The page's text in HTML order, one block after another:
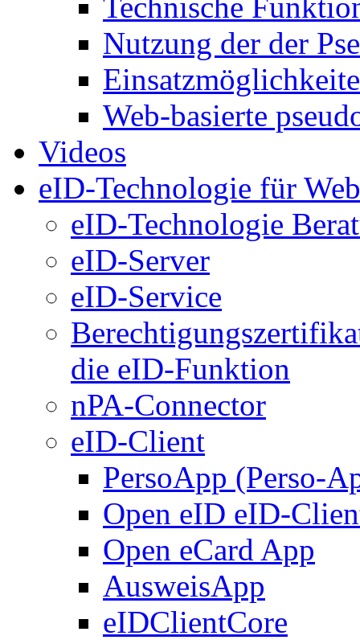
Nutzung der der
Web-basierte
Videos
eID-Technologie für
eID-Technologie
eID-Server
eID-Service
die eID-Funktion
nPA-Connector
eID-Client
PersoApp (Perso-
Open eID eID-
Open eCard App
AusweisApp
eIDClientCore